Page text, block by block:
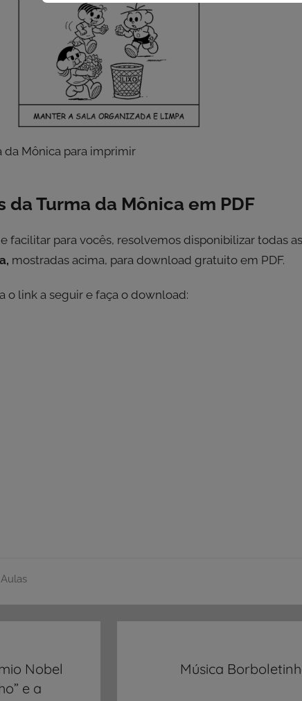
da Turma da Mônica em PDF
facilitar para vocês, resolvemos disponibilizar todas as
mostradas acima, para download gratuito em PDF.
o link a seguir e faça o download:
Nobel
e a
Música